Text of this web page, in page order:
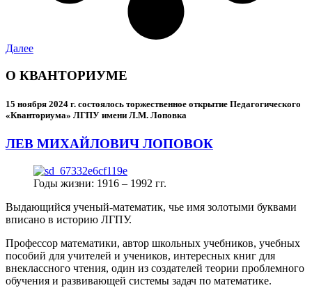
Далее
О КВАНТОРИУМЕ
15 ноября 2024 г. состоялось торжественное открытие Педагогического
«Кванториума» ЛГПУ имени Л.М. Лоповка
ЛЕВ МИХАЙЛОВИЧ ЛОПОВОК
Годы жизни: 1916 – 1992 гг.
Выдающийся ученый-математик, чье имя золотыми буквами
вписано в историю ЛГПУ.
Профессор математики, автор школьных учебников, учебных
пособий для учителей и учеников, интересных книг для
внеклассного чтения, один из создателей теории проблемного
обучения и развивающей системы задач по математике.